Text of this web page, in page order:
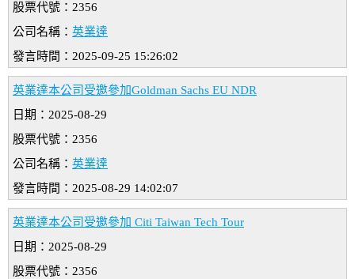
股票代號：2356
公司名稱： 英業達
發言時間：2025-09-25 15:26:02
英業達本公司受邀參加Goldman Sachs EU NDR
日期：2025-08-29
股票代號：2356
公司名稱： 英業達
發言時間：2025-08-29 14:02:07
英業達本公司受邀參加 Citi Taiwan Tech Tour
日期：2025-08-29
股票代號：2356